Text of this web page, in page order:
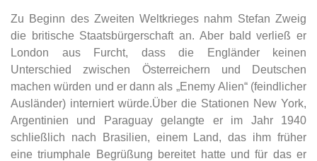
Zu Beginn des Zweiten Weltkrieges nahm Stefan Zweig
die britische Staatsbürgerschaft an. Aber bald verließ er
London aus Furcht, dass die Engländer keinen
Unterschied zwischen Österreichern und Deutschen
machen würden und er dann als „Enemy Alien“ (feindlicher
Ausländer) interniert würde.Über die Stationen New York,
Argentinien und Paraguay gelangte er im Jahr 1940
schließlich nach Brasilien, einem Land, das ihm früher
eine triumphale Begrüßung bereitet hatte und für das er